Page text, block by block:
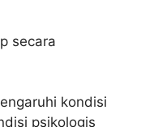
secara
kondisi
psikologis